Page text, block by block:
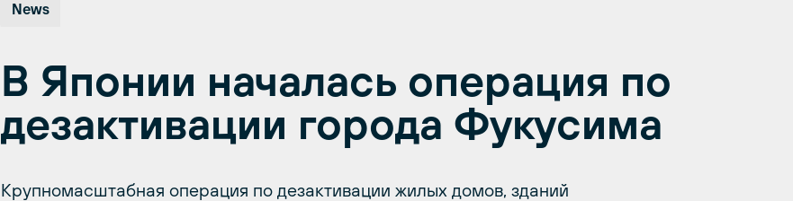
News
В Японии началась операция по
дезактивации города Фукусима
Крупномасштабная операция по дезактивации жилых домов, зданий